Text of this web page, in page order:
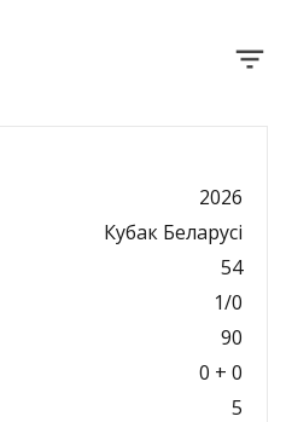
2026
Кубак Беларусі
54
1/0
90
0 + 0
5